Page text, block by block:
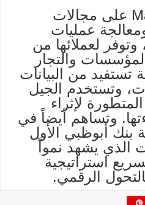
وتركز شركة Magnati على مجالات
عمليات
وتوفر لعملائها من
والتجار
من البيانات
وتستخدم الجيل
لإثراء
وتساهم أيضاً في
بنك أبوظبي الأول
الذي يشهد نمواً
استراتيجية
الرقمي.